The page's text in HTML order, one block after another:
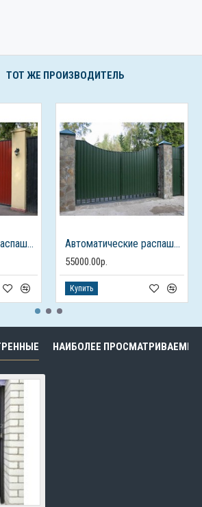
ТОТ ЖЕ ПРОИЗВОДИТЕЛЬ
Автоматические распашные ворота из профлиста с калиткой Автоматические распашные ворота с калиткой
55000.00р.
Купить
НАИБОЛЕЕ ПРОСМАТРИВАЕМЫЕ